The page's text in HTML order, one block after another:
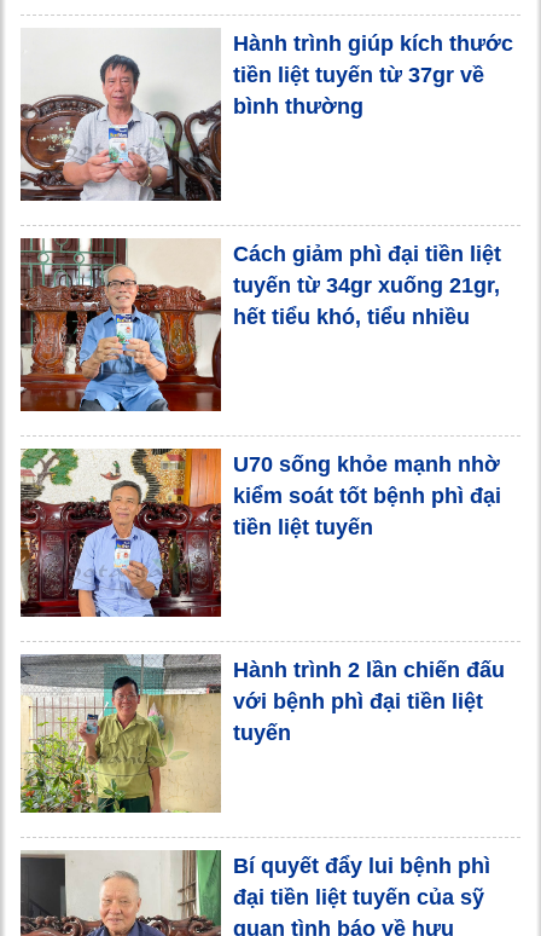
Hành trình giúp kích thước
tiền liệt tuyến từ 37gr về
bình thường
Cách giảm phì đại tiền liệt
tuyến từ 34gr xuống 21gr,
hết tiểu khó, tiểu nhiều
U70 sống khỏe mạnh nhờ
kiểm soát tốt bệnh phì đại
tiền liệt tuyến
Hành trình 2 lần chiến đấu
với bệnh phì đại tiền liệt
tuyến
Bí quyết đẩy lui bệnh phì
đại tiền liệt tuyến của sỹ
quan tình báo về hưu